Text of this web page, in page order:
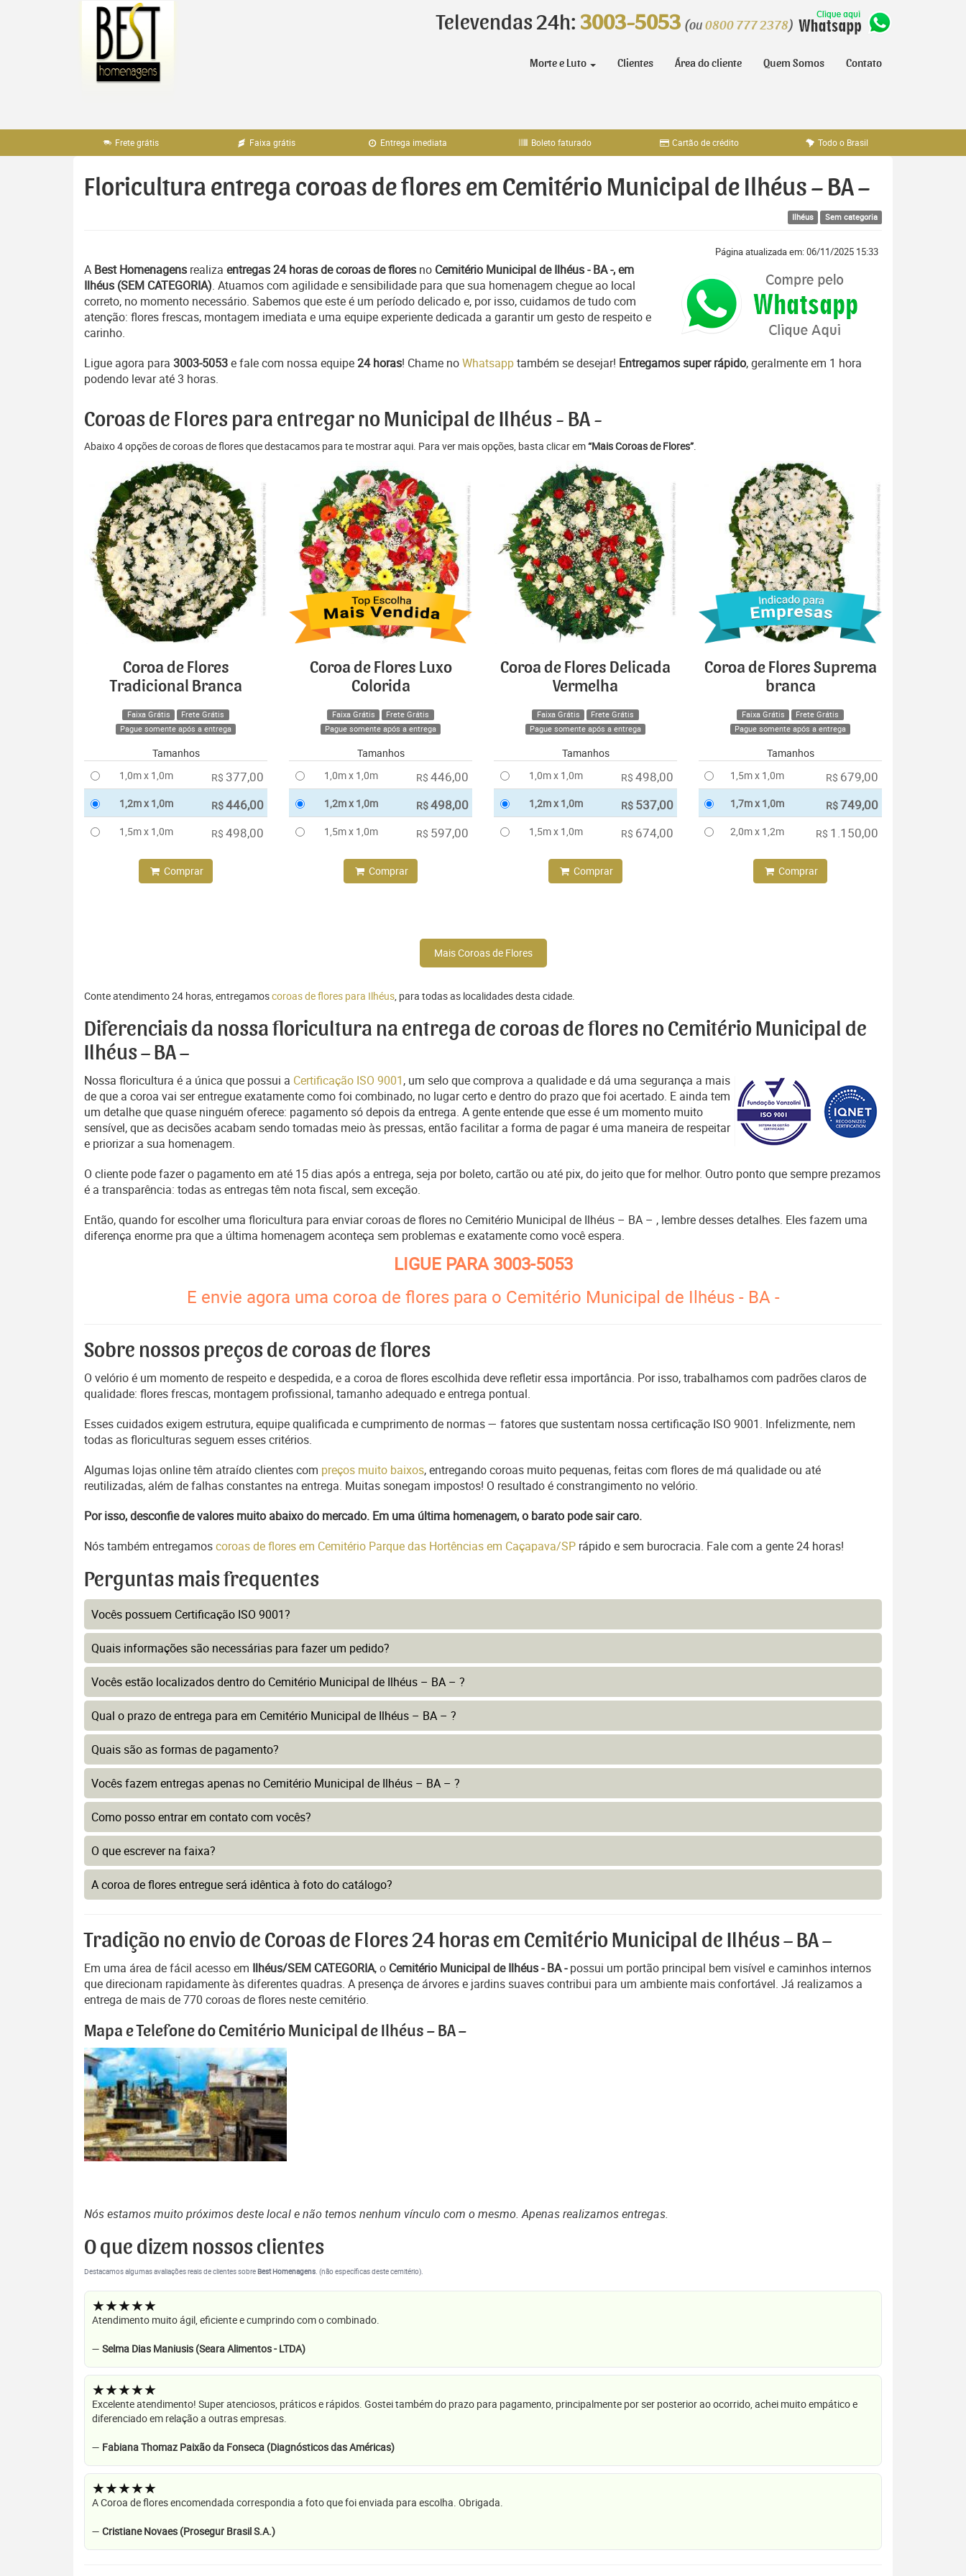
Televendas 24h: 3003-5053 (ou 0800 777 2378)
Morte e Luto Clientes Área do cliente Quem Somos Contato
Frete grátis Faixa grátis Entrega imediata Boleto faturado Cartão de crédito Todo o Brasil
Floricultura entrega coroas de flores em Cemitério Municipal de Ilhéus – BA –
Ilhéus Sem categoria
Página atualizada em: 06/11/2025 15:33
A Best Homenagens realiza entregas 24 horas de coroas de flores no Cemitério Municipal de Ilhéus - BA -, em
Ilhéus (SEM CATEGORIA). Atuamos com agilidade e sensibilidade para que sua homenagem chegue ao local
correto, no momento necessário. Sabemos que este é um período delicado e, por isso, cuidamos de tudo com
atenção: flores frescas, montagem imediata e uma equipe experiente dedicada a garantir um gesto de respeito e
carinho.
Ligue agora para 3003-5053e fale com nossa equipe24 horas! Chame noWhatsapptambém se desejar! Entregamos super rápido, geralmente em 1 hora
podendo levar até 3 horas.
Coroas de Flores para entregar no Municipal de Ilhéus - BA -
Abaixo 4 opções de coroas de flores que destacamos para te mostrar aqui. Para ver mais opções, basta clicar em“Mais Coroas de Flores”.
Coroa de Flores
Tradicional Branca
Faixa Grátis
Frete Grátis
Pague somente após a entrega
Tamanhos
1,0m x 1,0m
R$ 377,00
1,2m x 1,0m R$446,00
1,5m x 1,0m R$ 498,00
Comprar
Coroa de Flores Luxo
Colorida
Faixa Grátis
Frete Grátis
Pague somente após a entrega
Tamanhos
1,0m x 1,0m
R$ 446,00
1,2m x 1,0m R$498,00
1,5m x 1,0m R$ 597,00
Comprar
Coroa de Flores Delicada
Vermelha
Faixa Grátis
Frete Grátis
Pague somente após a entrega
Tamanhos
1,0m x 1,0m
R$ 498,00
1,2m x 1,0m R$ 537,00
1,5m x 1,0m R$ 674,00
Comprar
Coroa de Flores Suprema
branca
Faixa Grátis
Frete Grátis
Pague somente após a entrega
Tamanhos
1,5m x 1,0m
R$ 679,00
1,7m x 1,0m R$749,00
2,0m x 1,2m R$ 1.150,00
Comprar
Mais Coroas de Flores
Conte atendimento 24 horas, entregamoscoroas de flores para Ilhéus, para todas as localidades desta cidade.
Diferenciais da nossa floricultura na entrega de coroas de flores no Cemitério Municipal de
Ilhéus – BA –
Nossa floricultura é a única que possui a Certificação ISO 9001, um selo que comprova a qualidade e dá uma segurança a mais
de que a coroa vai ser entregue exatamente como foi combinado, no lugar certo e dentro do prazo que foi acertado. E ainda tem
um detalhe que quase ninguém oferece: pagamento só depois da entrega. A gente entende que esse é um momento muito
sensível, que as decisões acabam sendo tomadas meio às pressas, então facilitar a forma de pagar é uma maneira de respeitar
e priorizar a sua homenagem.
O cliente pode fazer o pagamento em até 15 dias após a entrega, seja por boleto, cartão ou até pix, do jeito que for melhor. Outro ponto que sempre prezamos
é a transparência: todas as entregas têm nota fiscal, sem exceção.
Então, quando for escolher uma floricultura para enviar coroas de flores no Cemitério Municipal de Ilhéus – BA – , lembre desses detalhes. Eles fazem uma
diferença enorme pra que a última homenagem aconteça sem problemas e exatamente como você espera.
LIGUE PARA3003-5053
E envie agora uma coroa de flores para o Cemitério Municipal de Ilhéus - BA -
Sobre nossos preços de coroas de flores
O velório é um momento de respeito e despedida, e a coroa de flores escolhida deve refletir essa importância. Por isso, trabalhamos com padrões claros de
qualidade: flores frescas, montagem profissional, tamanho adequado e entrega pontual.
Esses cuidados exigem estrutura, equipe qualificada e cumprimento de normas — fatores que sustentam nossa certificação ISO 9001. Infelizmente, nem
todas as floriculturas seguem esses critérios.
Algumas lojas online têm atraído clientes com preços muito baixos, entregando coroas muito pequenas, feitas com flores de má qualidade ou até
reutilizadas, além de falhas constantes na entrega. Muitas sonegam impostos! O resultado é constrangimento no velório.
Por isso, desconfie de valores muito abaixo do mercado. Em uma última homenagem, o barato pode sair caro.
Nós também entregamoscoroas de flores em Cemitério Parque das Hortências em Caçapava/SP rápido e sem burocracia. Fale com a gente 24 horas!
Perguntas mais frequentes
Vocês possuem Certificação ISO 9001?
Quais informações são necessárias para fazer um pedido?
Vocês estão localizados dentro do Cemitério Municipal de Ilhéus – BA – ?
Qual o prazo de entrega para em Cemitério Municipal de Ilhéus – BA – ?
Quais são as formas de pagamento?
Vocês fazem entregas apenas no Cemitério Municipal de Ilhéus – BA – ?
Como posso entrar em contato com vocês?
O que escrever na faixa?
A coroa de flores entregue será idêntica à foto do catálogo?
Tradição no envio de Coroas de Flores 24 horas em Cemitério Municipal de Ilhéus – BA –
Em uma área de fácil acesso em Ilhéus/SEM CATEGORIA, o Cemitério Municipal de Ilhéus - BA -possui um portão principal bem visível e caminhos internos
que direcionam rapidamente às diferentes quadras. A presença de árvores e jardins suaves contribui para um ambiente mais confortável. Já realizamos a
entrega de mais de 770 coroas de flores neste cemitério.
Mapa e Telefone do Cemitério Municipal de Ilhéus – BA –
Nós estamos muito próximos deste local e não temos nenhum vínculo com o mesmo. Apenas realizamos entregas.
O que dizem nossos clientes
Destacamos algumas avaliações reais de clientes sobreBest Homenagens. (não específicas deste cemitério).
★★★★★
Atendimento muito ágil, eficiente e cumprindo com o combinado.
— Selma Dias Maniusis (Seara Alimentos - LTDA)
★★★★★
Excelente atendimento! Super atenciosos, práticos e rápidos. Gostei também do prazo para pagamento, principalmente por ser posterior ao ocorrido, achei muito empático e
diferenciado em relação a outras empresas.
— Fabiana Thomaz Paixão da Fonseca (Diagnósticos das Américas)
★★★★★
A Coroa de flores encomendada correspondia a foto que foi enviada para escolha. Obrigada.
— Cristiane Novaes (Prosegur Brasil S.A.)